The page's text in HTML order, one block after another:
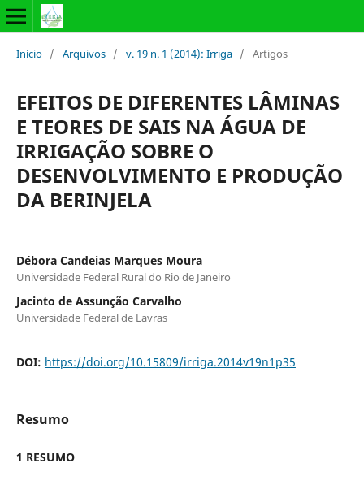
Início / Arquivos / v. 19 n. 1 (2014): Irriga / Artigos
EFEITOS DE DIFERENTES LÂMINAS
E TEORES DE SAIS NA ÁGUA DE
IRRIGAÇÃO SOBRE O
DESENVOLVIMENTO E PRODUÇÃO
DA BERINJELA
Débora Candeias Marques Moura
Universidade Federal Rural do Rio de Janeiro
Jacinto de Assunção Carvalho
Universidade Federal de Lavras
DOI: https://doi.org/10.15809/irriga.2014v19n1p35
Resumo
1 RESUMO